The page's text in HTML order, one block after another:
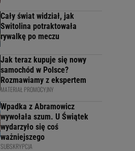
Cały świat widział, jak
Switolina potraktowała
rywalkę po meczu
Jak teraz kupuje się nowy
samochód w Polsce?
Rozmawiamy z ekspertem
MATERIAŁ PROMOCYJNY
Wpadka z Abramowicz
wywołała szum. U Świątek
wydarzyło się coś
ważniejszego
SUBSKRYPCJA